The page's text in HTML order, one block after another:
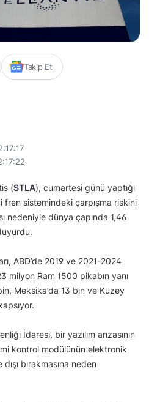
Takip Et
(STLA), cumartesi günü yaptığı
fren sistemindeki çarpışma riskini
nedeniyle dünya çapında 1,46
ABD’de 2019 ve 2021-2024
milyon Ram 1500 pikabın yanı
Meksika’da 13 bin ve Kuzey
İdaresi, bir yazılım arızasının
kontrol modülünün elektronik
bırakmasına neden